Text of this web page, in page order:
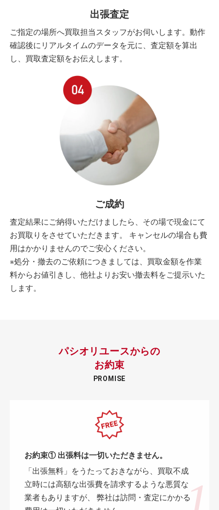
出張査定
ご指定の場所へ買取担当スタッフがお伺いします。動作
確認後にリアルタイムのデータを元に、査定額を算出
し、買取査定額をお伝えします。
ご成約
査定結果にご納得いただけましたら、その場で現金にて
お買取りをさせていただきます。 キャンセルの場合も費
用はかかりませんのでご安心ください。
※処分・撤去のご依頼につきましては、買取金額を作業
料からお値引きし、他社よりお安い撤去料をご提示いた
します。
パシオリユースからの
お約束
PROMISE
お約束① 出張料は一切いただきません。
「出張無料」をうたっておきながら、買取不成
立時には高額な出張費を請求するような悪質な
業者もありますが、 弊社は訪問・査定にかかる